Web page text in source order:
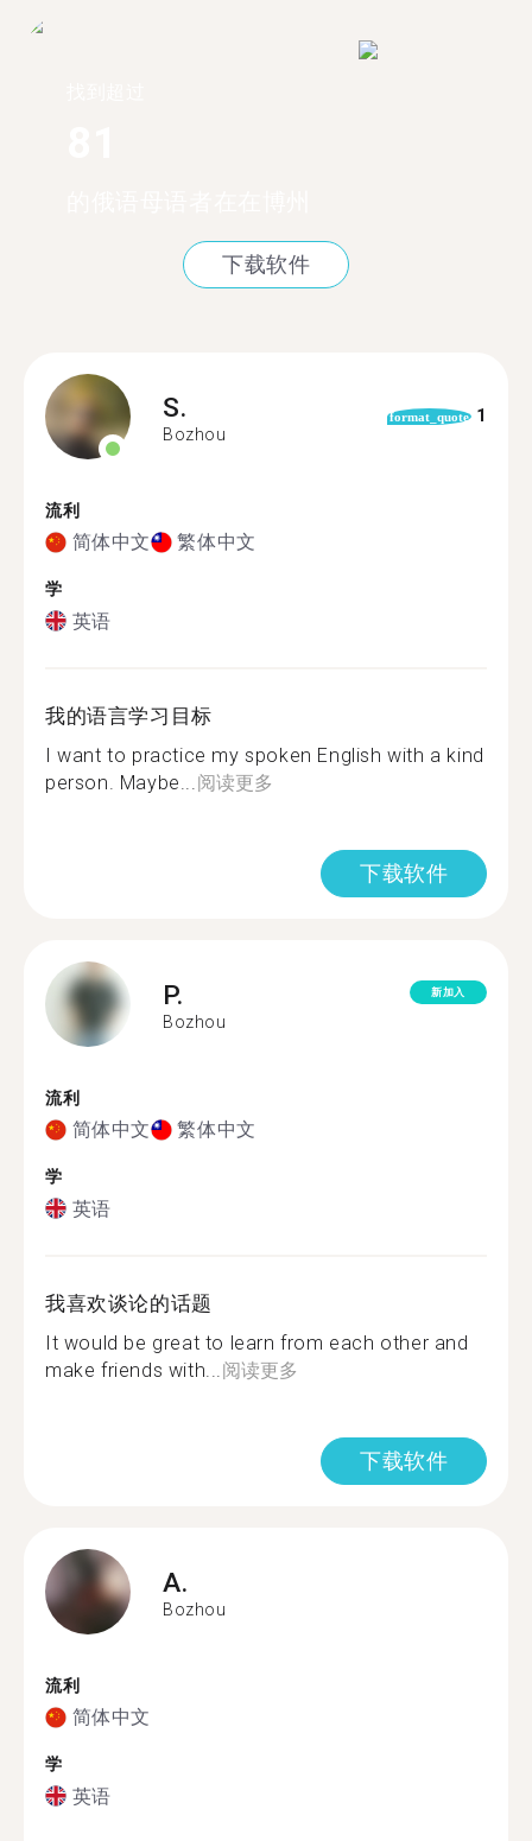
下载软件
S.
Bozhou
format_quote 1
流利
简体中文 繁体中文
学
英语
我的语言学习目标
I want to practice my spoken English with a kind
person. Maybe... 阅读更多
下载软件
P.
Bozhou
新加入
流利
简体中文 繁体中文
学
英语
我喜欢谈论的话题
It would be great to learn from each other and
make friends with... 阅读更多
下载软件
A.
Bozhou
流利
简体中文
学
英语